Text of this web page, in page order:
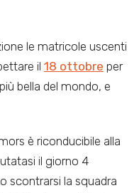
le matricole uscenti
il 18 ottobre per
bella del mondo, e
è riconducibile alla
il giorno 4
scontrarsi la squadra